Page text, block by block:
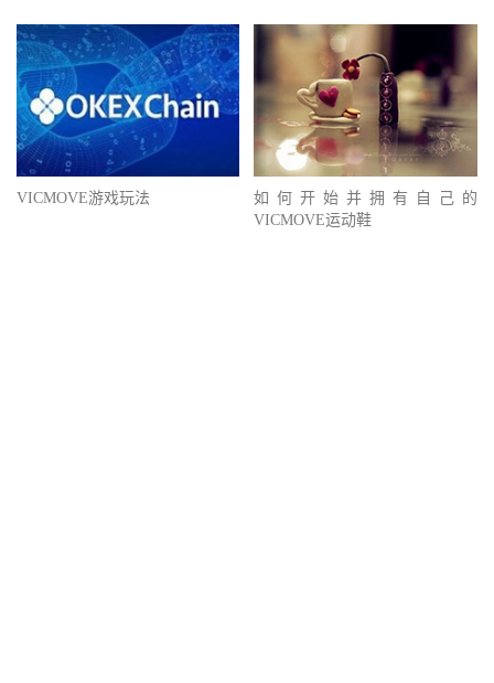
VICMOVE游戏玩法
如何开始并拥有自己的
VICMOVE运动鞋